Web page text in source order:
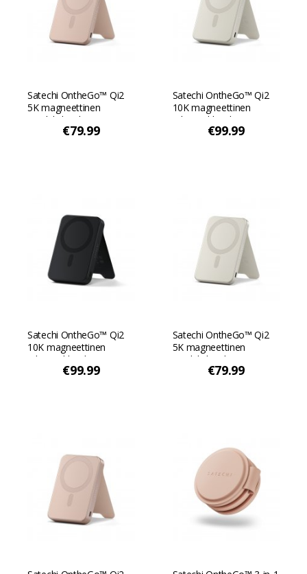
Satechi OntheGo™ Qi2
5K magneettinen
virtalähde jalustan
kanssa - Aavikon
€79.99
Satechi OntheGo™ Qi2
10K magneettinen
tehopankki jalustan
kanssa - Hiekka
€99.99
Satechi OntheGo™ Qi2
10K magneettinen
tehopankki jalustan
kanssa - Musta
€99.99
Satechi OntheGo™ Qi2
5K magneettinen
virtalähde jalustan
kanssa - Hiekka
€79.99